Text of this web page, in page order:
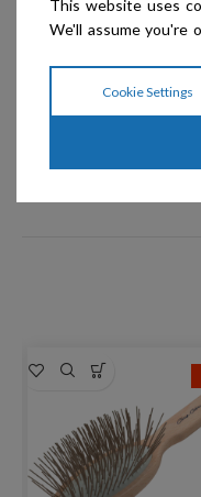
This website uses
We'll assume
Cookie Settings